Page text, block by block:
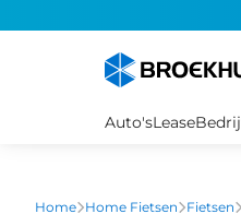
Auto'sLease
Home Home Fietsen Fietsen